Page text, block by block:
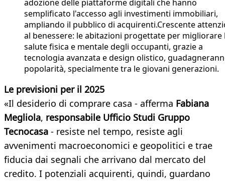
adozione delle piattaforme digitali che hanno
semplificato l'accesso agli investimenti immobiliari,
ampliando il pubblico di acquirenti.Crescente
al benessere: le abitazioni progettate per migliorare
salute fisica e mentale degli occupanti, grazie a
tecnologia avanzata e design olistico,
popolarità, specialmente tra le giovani generazioni​.
Le previsioni per il 2025
«Il desiderio di comprare casa - afferma Fabiana
Megliola, responsabile Ufficio Studi Gruppo
Tecnocasa - resiste nel tempo, resiste agli
avvenimenti macroeconomici e geopolitici e trae
fiducia dai segnali che arrivano dal mercato del
credito. I potenziali acquirenti, quindi, guardano